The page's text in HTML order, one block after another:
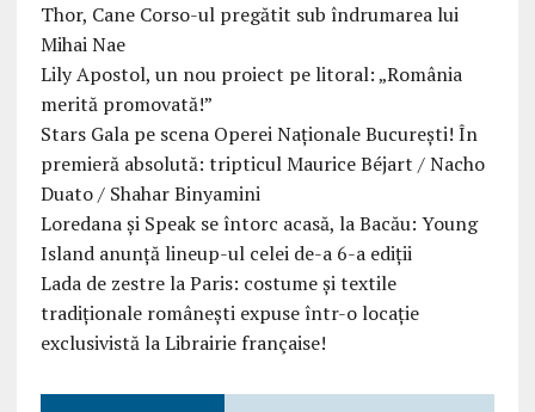
Thor, Cane Corso-ul pregătit sub îndrumarea lui
Mihai Nae
Lily Apostol, un nou proiect pe litoral: „România
merită promovată!”
Stars Gala pe scena Operei Naționale București! În
premieră absolută: tripticul Maurice Béjart / Nacho
Duato / Shahar Binyamini
Loredana și Speak se întorc acasă, la Bacău: Young
Island anunță lineup-ul celei de-a 6-a ediții
Lada de zestre la Paris: costume și textile
tradiționale românești expuse într-o locație
exclusivistă la Librairie française!